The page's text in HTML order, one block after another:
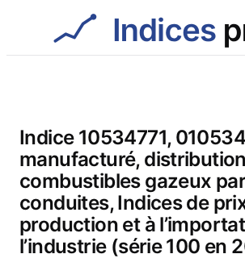
Indice 10534771,
manufacturé,
combustibles gazeux
conduites, Indices de
production et à
l’industrie (série 100 en